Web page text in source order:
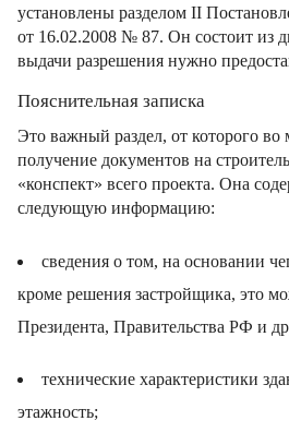
установлены разделом II
от 16.02.2008 № 87. Он состоит из
выдачи разрешения нужно
Пояснительная записка
Это важный раздел, от которого во
получение документов на
«конспект» всего проекта. Она
следующую информацию:
сведения о том, на основании
кроме решения застройщика, это
Президента, Правительства РФ и
технические характеристики
этажность;